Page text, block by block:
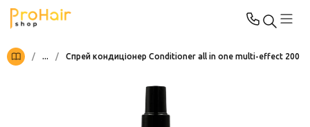
/ ... / Спрей кондиціонер Conditioner all in one multi-effect 200